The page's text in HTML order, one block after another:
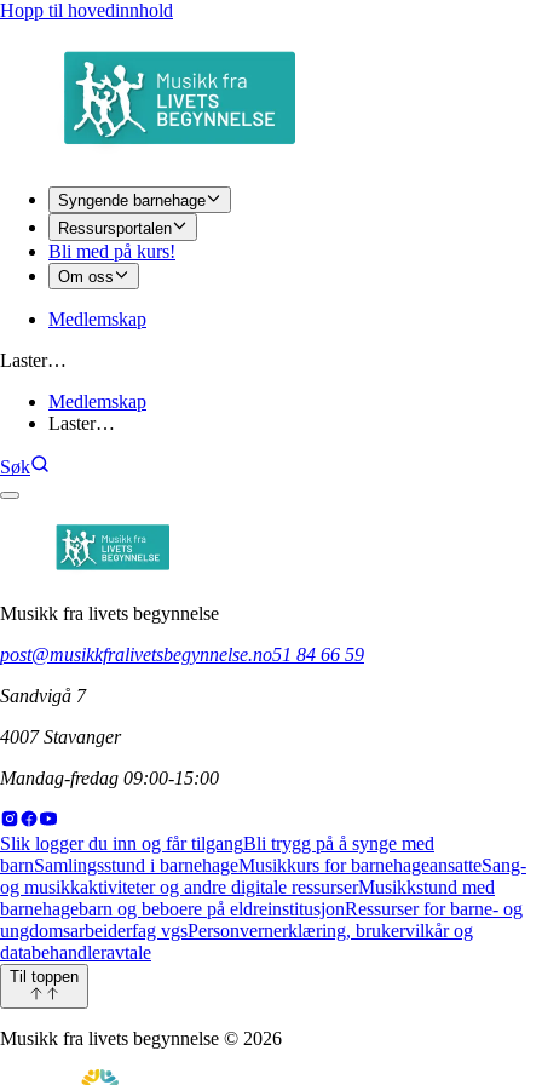
Hopp til hovedinnhold
Syngende barnehage
Ressursportalen
Bli med på kurs!
Om oss
Medlemskap
Laster…
Medlemskap
Laster…
Søk
Musikk fra livets begynnelse
post@musikkfralivetsbegynnelse.no51 84 66 59
Sandvigå 7
4007 Stavanger
Mandag-fredag 09:00-15:00
Slik logger du inn og får tilgangBli trygg på å synge med
barnSamlingsstund i barnehageMusikkurs for barnehageansatteSang-
og musikkaktiviteter og andre digitale ressurserMusikkstund med
barnehagebarn og beboere på eldreinstitusjonRessurser for barne- og
ungdomsarbeiderfag vgsPersonvernerklæring, brukervilkår og
databehandleravtale
Til toppen
Musikk fra livets begynnelse © 2026